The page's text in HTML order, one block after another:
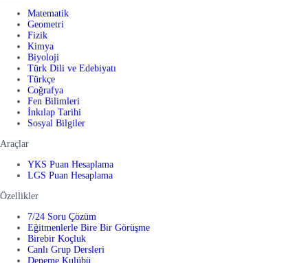
Matematik
Geometri
Fizik
Kimya
Biyoloji
Türk Dili ve Edebiyatı
Türkçe
Coğrafya
Fen Bilimleri
İnkılap Tarihi
Sosyal Bilgiler
Araçlar
YKS Puan Hesaplama
LGS Puan Hesaplama
Özellikler
7/24 Soru Çözüm
Eğitmenlerle Bire Bir Görüşme
Birebir Koçluk
Canlı Grup Dersleri
Deneme Kulübü